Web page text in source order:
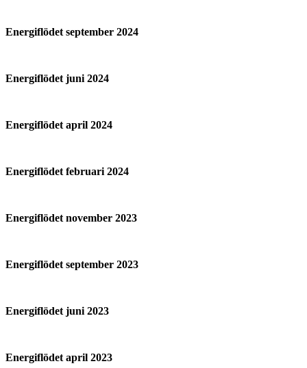
Energiflödet september 2024
Energiflödet juni 2024
Energiflödet april 2024
Energiflödet februari 2024
Energiflödet november 2023
Energiflödet september 2023
Energiflödet juni 2023
Energiflödet april 2023